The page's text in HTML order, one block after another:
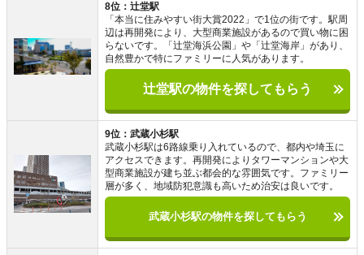
8位：辻堂駅
「本当に住みやすい街大賞2022」で1位の街です。駅周
辺は再開発により、大型商業施設があるので買い物に困
らないです。「辻堂海浜公園」や「辻堂海岸」があり、
自然豊かで特にファミリーに人気があります。
辻堂駅の物件を探してもらう
9位：武蔵小杉駅
武蔵小杉駅は6路線乗り入れているので、都内や埼玉に
アクセスできます。再開発によりタワーマンションや大
型商業施設が建ち並ぶ都会的な雰囲気です。ファミリー
層が多く、地域防犯意識も高いため治安は良いです。
武蔵小杉駅の物件を探してもらう